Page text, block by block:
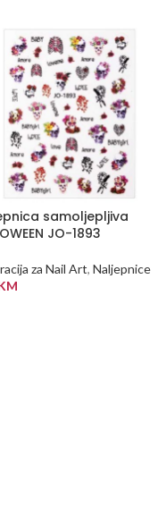
samoljepljiva
JO-1893
za Nail Art, Naljepnice